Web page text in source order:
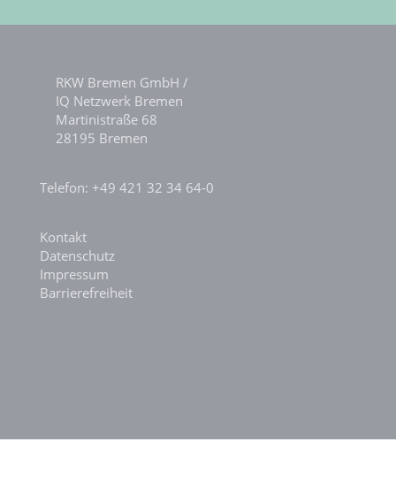
RKW Bremen GmbH /
IQ Netzwerk Bremen
Martinistraße 68
28195 Bremen
Telefon: +49 421 32 34 64-0
Kontakt
Datenschutz
Impressum
Barrierefreiheit